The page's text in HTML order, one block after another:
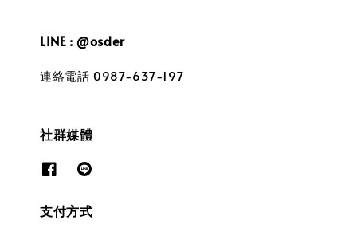
LINE : @osder
連絡電話 0987-637-197
社群媒體
支付方式